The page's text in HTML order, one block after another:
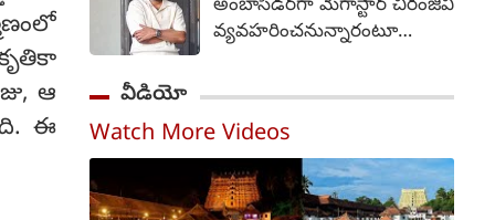
ఆ
ఈ
ప్రారంభించేందుకు సంబంధించిన
షెడ్యూల్‌కు ముఖ్యమంత్రి
నీటిపారుదల, పౌర సరఫరాల
శాఖ మంత్రి ఎన్. ఉత్తమ్ కుమార్
తెలిపారు. సంగారెడ్డిలో రాష్ట్ర
స్థాయి ప్రారంభోత్సవ కార్యక్రమం
అంబాసిడర్‌గా మెగాస్టార్ చిరంజీవి
వ్యవహరించనున్నారంటూ
నిరాధారమైనవి" అని పేర్కొన్న ఆ
బృందం, ధృవీకరించని
సమాచారాన్ని ప్రచారం చేయవద్దని
వీడియో
Watch More Videos